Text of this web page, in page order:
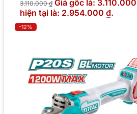
3.110.000₫ Giá gốc là:
hiện tại là: 2.954.000 ₫.
-12%